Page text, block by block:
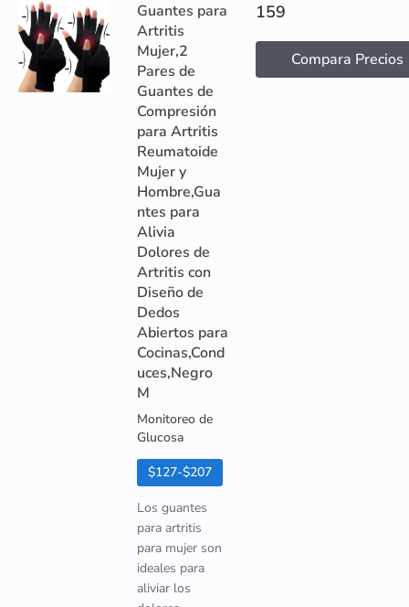
Guantes para
Artritis
Mujer,2
Pares de
Guantes de
Compresión
para Artritis
Reumatoide
Mujer y
Hombre,Gua
ntes para
Alivia
Dolores de
Artritis con
Diseño de
Dedos
Abiertos para
Cocinas,Cond
uces,Negro
M
Monitoreo de
Glucosa
$127-$207
Los guantes
para artritis
para mujer son
ideales para
aliviar los
159
Compara Precios